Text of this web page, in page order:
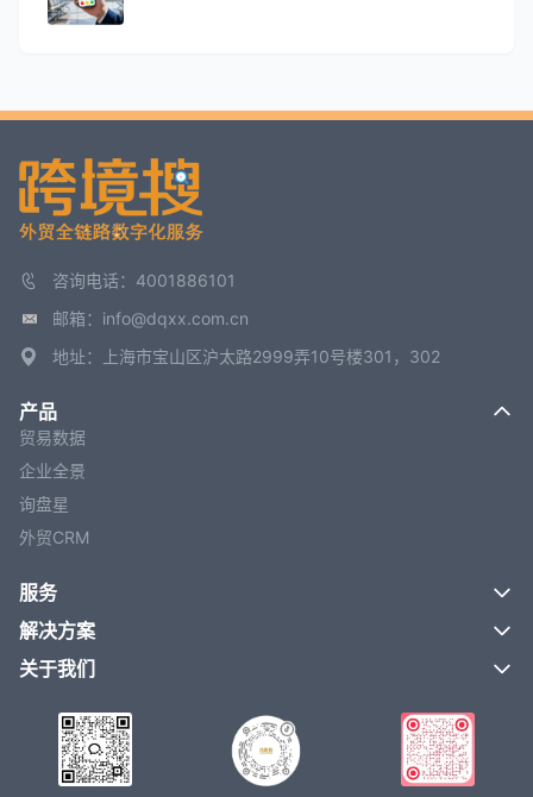
咨询电话：4001886101
邮箱：info@dqxx.com.cn
地址：上海市宝山区沪太路2999弄10号楼301，302
产品
贸易数据
企业全景
询盘星
外贸CRM
服务
解决方案
关于我们